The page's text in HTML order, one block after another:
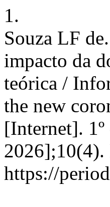
1.
Souza LF
impacto da
teórica /
the new
[Internet].
https://